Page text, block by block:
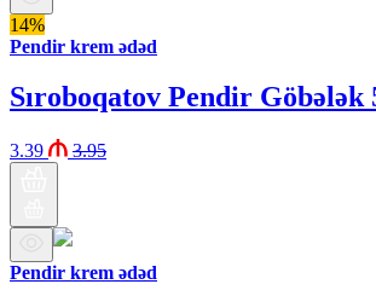
14%
Pendir krem ədəd
Sıroboqatov Pendir Göbələk
3.39 3.95
Pendir krem ədəd